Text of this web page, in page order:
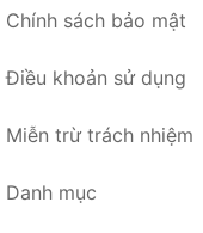
Chính sách bảo mật
Điều khoản sử dụng
Miễn trừ trách nhiệm
Danh mục